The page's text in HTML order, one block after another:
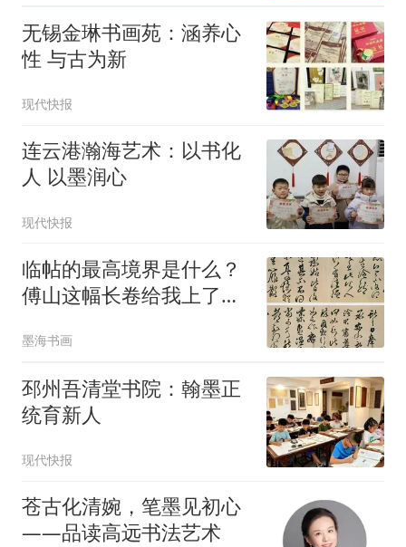
无锡金琳书画苑：涵养心
性 与古为新
现代快报
连云港瀚海艺术：以书化
人 以墨润心
现代快报
临帖的最高境界是什么？
傅山这幅长卷给我上了一
墨海书画
邳州吾清堂书院：翰墨正
统育新人
现代快报
苍古化清婉，笔墨见初心
——品读高远书法艺术